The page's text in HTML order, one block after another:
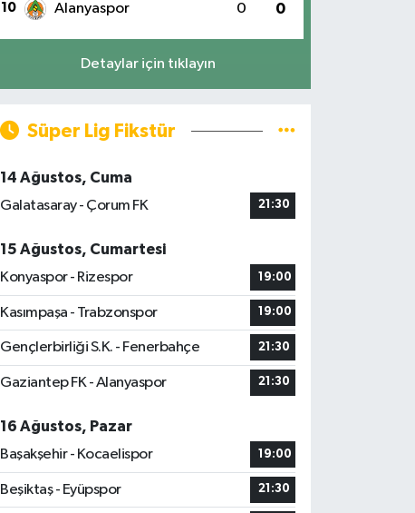
10 Alanyaspor 0 0
Detaylar için tıklayın
Süper Lig Fikstür
14 Ağustos, Cuma
Galatasaray - Çorum FK
21:30
15 Ağustos, Cumartesi
Konyaspor - Rizespor
19:00
Kasımpaşa - Trabzonspor 19:00
Gençlerbirliği S.K. - Fenerbahçe 21:30
Gaziantep FK - Alanyaspor 21:30
16 Ağustos, Pazar
Başakşehir - Kocaelispor
19:00
Beşiktaş - Eyüpspor 21:30